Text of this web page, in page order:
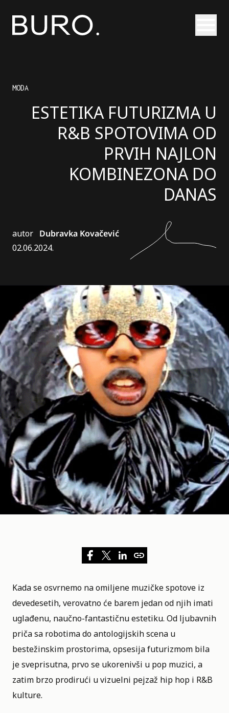
MODA
ESTETIKA FUTURIZMA U
R&B SPOTOVIMA OD
PRVIH NAJLON
KOMBINEZONA DO
DANAS
autor Dubravka Kovačević
02.06.2024.
Kada se osvrnemo na omiljene muzičke spotove iz
devedesetih, verovatno će barem jedan od njih imati
uglađenu, naučno-fantastičnu estetiku. Od ljubavnih
priča sa robotima do antologijskih scena u
bestežinskim prostorima, opsesija futurizmom bila
je sveprisutna, prvo se ukorenivši u pop muzici, a
zatim brzo prodirući u vizuelni pejzaž hip hop i R&B
kulture.